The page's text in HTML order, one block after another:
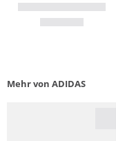
Mehr von ADIDAS